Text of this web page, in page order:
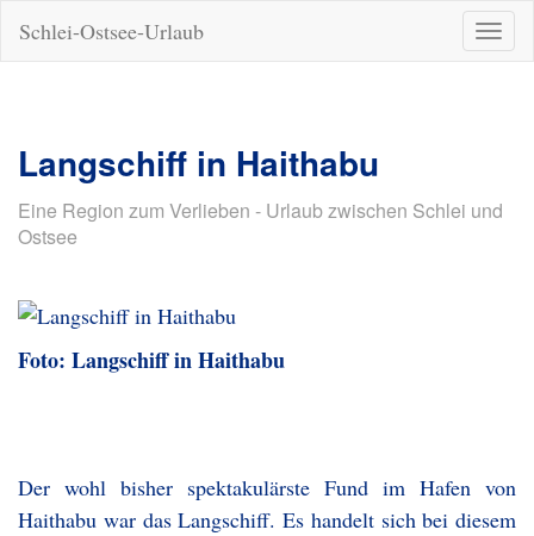
ein-/
Schlei-Ostsee-Urlaub
Langschiff in Haithabu
Eine Region zum Verlieben - Urlaub zwischen Schlei und
Ostsee
Foto: Langschiff in Haithabu
Der wohl bisher spektakulärste Fund im Hafen von
Haithabu war das Langschiff. Es handelt sich bei diesem